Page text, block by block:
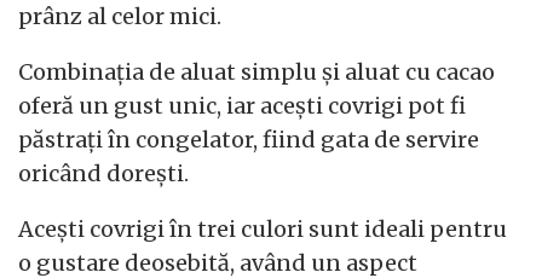
prânz al celor mici.
Combinația de aluat simplu și aluat cu cacao
oferă un gust unic, iar acești covrigi pot fi
păstrați în congelator, fiind gata de servire
oricând dorești.
Acești covrigi în trei culori sunt ideali pentru
o gustare deosebită, având un aspect